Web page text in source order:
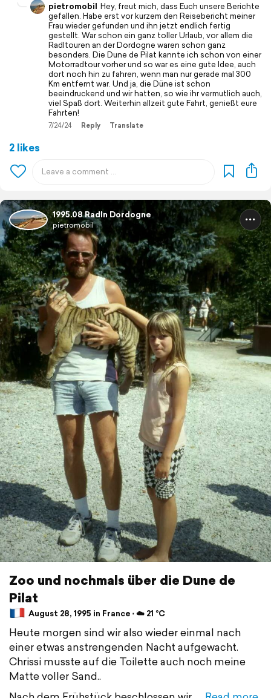
pietromobil Hey, freut mich, dass Euch unsere Berichte
gefallen. Habe erst vor kurzem den Reisebericht meiner
Frau wieder gefunden und ihn jetzt endlich fertig
gestellt. War schon ein ganz toller Urlaub, vor allem die
Radltouren an der Dordogne waren schon ganz
besonders. Die Dune de Pilat kannte ich schon von einer
Motorradtour vorher und so war es eine gute Idee, auch
dort noch hin zu fahren, wenn man nur gerade mal 300
Km entfernt war. Und ja, die Düne ist schon
beeindruckend und wir hatten, so wie ihr vermutlich auch,
viel Spaß dort. Weiterhin allzeit gute Fahrt, genießt eure
Fahrten!
7/24/24 Reply Translate
2 likes
1995.08 Radln Dordogne
pietromobil
Zoo und nochmals über die Dune de
Pilat
August 28, 1995 in France ⋅ ☁️ 21 °C
Heute morgen sind wir also wieder einmal nach
einer etwas anstrengenden Nacht aufgewacht.
Chrissi musste auf die Toilette auch noch meine
Matte voller Sand..